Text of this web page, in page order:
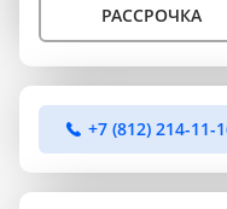
РАССРОЧКА
+7 (812) 214-11-